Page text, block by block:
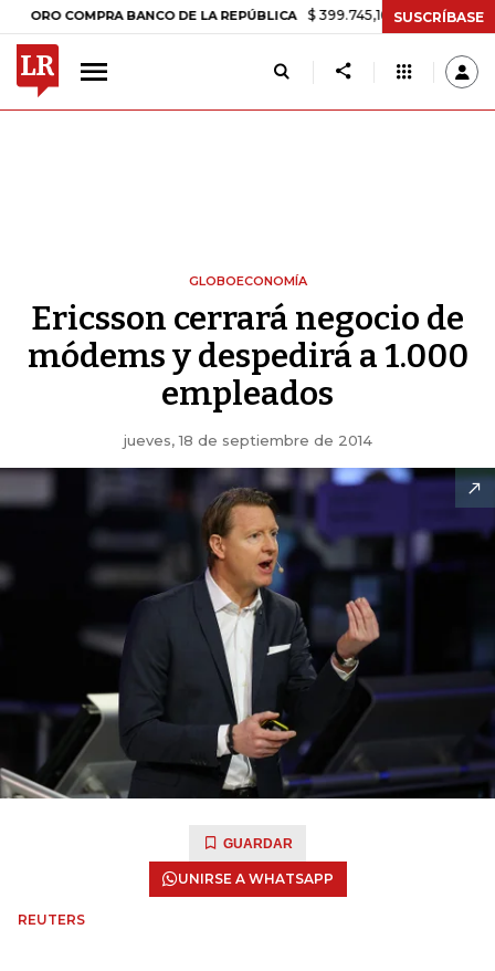
COMPRA BANCO DE LA REPÚBLICA $ 399.745,16 +$ 2.295,71 +0,58%
SUSCRÍBASE
GLOBOECONOMÍA
Ericsson cerrará negocio de
módems y despedirá a 1.000
empleados
jueves, 18 de septiembre de 2014
GUARDAR
UNIRSE A WHATSAPP
REUTERS